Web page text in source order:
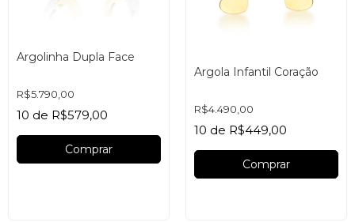
Argolinha Dupla Face
R$5.790,00
10 de R$579,00
Argola Infantil Coração
R$4.490,00
10 de R$449,00
Comprar